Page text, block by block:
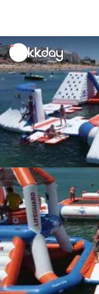
unread
notifications